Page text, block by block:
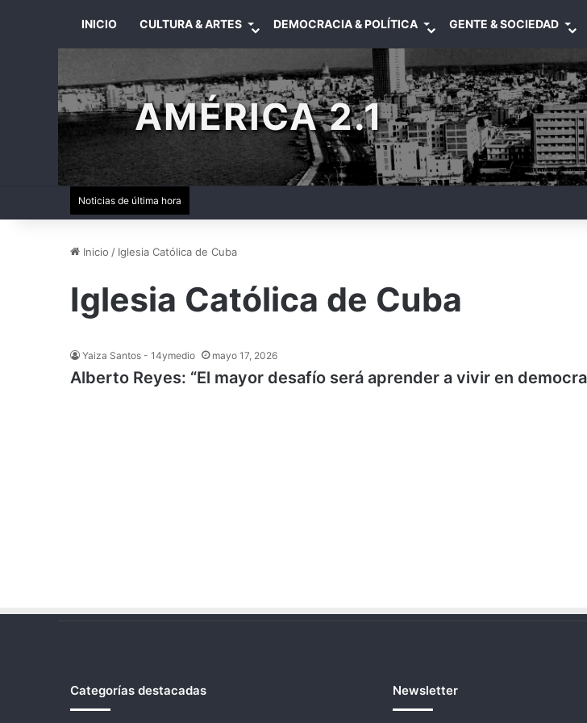
INICIO CULTURA & ARTES DEMOCRACIA & POLÍTICA GENTE & SOCIEDAD
AMÉRICA 2.1
Noticias de última hora
Inicio / Iglesia Católica de Cuba
Iglesia Católica de Cuba
Yaiza Santos - 14ymedio mayo 17, 2026
Alberto Reyes: “El mayor desafío será aprender a vivir en
Categorías destacadas Newsletter